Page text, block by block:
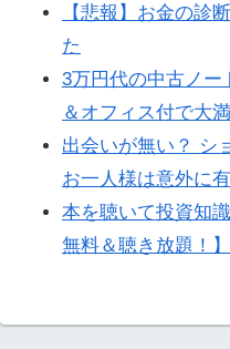
【悲報】お金の診
た
3万円代の中古ノー
＆オフィス付で大満
出会いが無い？ シ
お一人様は意外に
本を聴いて投資知
無料＆聴き放題！】